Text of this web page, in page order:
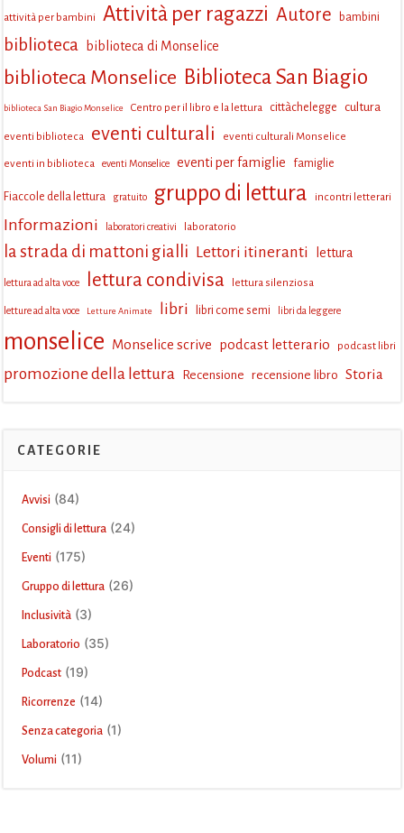
attività per bambini Attività per ragazzi Autore bambini
biblioteca biblioteca di Monselice
biblioteca Monselice Biblioteca San Biagio
biblioteca San Biagio Monselice Centro per il libro e la lettura cittàchelegge cultura
eventi biblioteca eventi culturali eventi culturali Monselice
eventi in biblioteca eventi Monselice eventi per famiglie famiglie
Fiaccole della lettura gratuito gruppo di lettura incontri letterari
Informazioni laboratori creativi laboratorio
la strada di mattoni gialli Lettori itineranti lettura
lettura ad alta voce lettura condivisa lettura silenziosa
letture ad alta voce Letture Animate libri libri come semi libri da leggere
monselice Monselice scrive podcast letterario podcast libri
promozione della lettura Recensione recensione libro Storia
CATEGORIE
Avvisi (84)
Consigli di lettura (24)
Eventi (175)
Gruppo di lettura (26)
Inclusività (3)
Laboratorio (35)
Podcast (19)
Ricorrenze (14)
Senza categoria (1)
Volumi (11)